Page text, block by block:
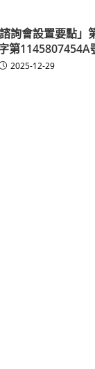
詢會設置要點
第1145807454A
2025-12-29